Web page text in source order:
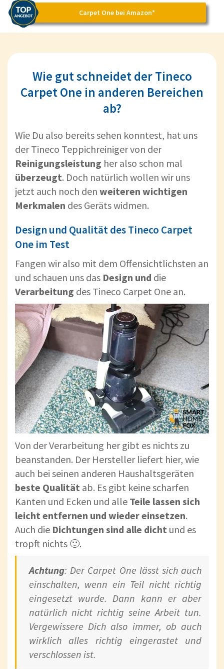
Carpet One bei Amazon*
Wie gut schneidet der Tineco
Carpet One in anderen Bereichen
ab?
Wie Du also bereits sehen konntest, hat uns
der Tineco Teppichreiniger von der
Reinigungsleistung her also schon mal
überzeugt. Doch natürlich wollen wir uns
jetzt auch noch den weiteren wichtigen
Merkmalen des Geräts widmen.
Design und Qualität des Tineco Carpet
One im Test
Fangen wir also mit dem Offensichtlichsten an
und schauen uns das Design und die
Verarbeitung des Tineco Carpet One an.
Von der Verarbeitung her gibt es nichts zu
beanstanden. Der Hersteller liefert hier, wie
auch bei seinen anderen Haushaltsgeräten
beste Qualität ab. Es gibt keine scharfen
Kanten und Ecken und alle Teile lassen sich
leicht entfernen und wieder einsetzen.
Auch die Dichtungen sind alle dicht und es
tropft nichts 🙂.
Achtung: Der Carpet One lässt sich auch
einschalten, wenn ein Teil nicht richtig
eingesetzt wurde. Dann kann er aber
natürlich nicht richtig seine Arbeit tun.
Vergewissere Dich also immer, ob auch
wirklich alles richtig eingerastet und
verschlossen ist.